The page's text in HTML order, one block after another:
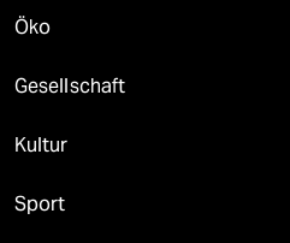
Öko
Gesellschaft
Kultur
Sport